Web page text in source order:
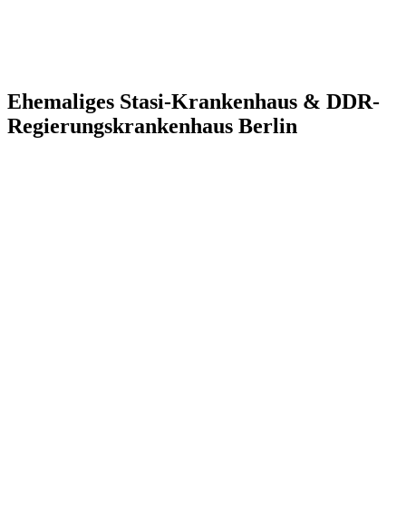
Ehemaliges Stasi-Krankenhaus & DDR-
Regierungskrankenhaus Berlin